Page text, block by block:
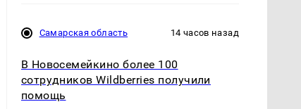
Самарская область 14 часов назад
В Новосемейкино более 100
сотрудников Wildberries получили
помощь